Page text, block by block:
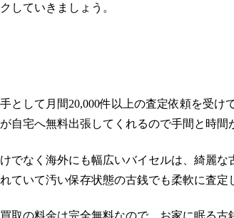
していきましょう。
として月間20,000件以上の査定依頼を受
自宅へ無料出張してくれるので手間と時間
でなく海外にも幅広いバイセルは、綺麗な
ていて汚い保存状態の古銭でも柔軟に査定